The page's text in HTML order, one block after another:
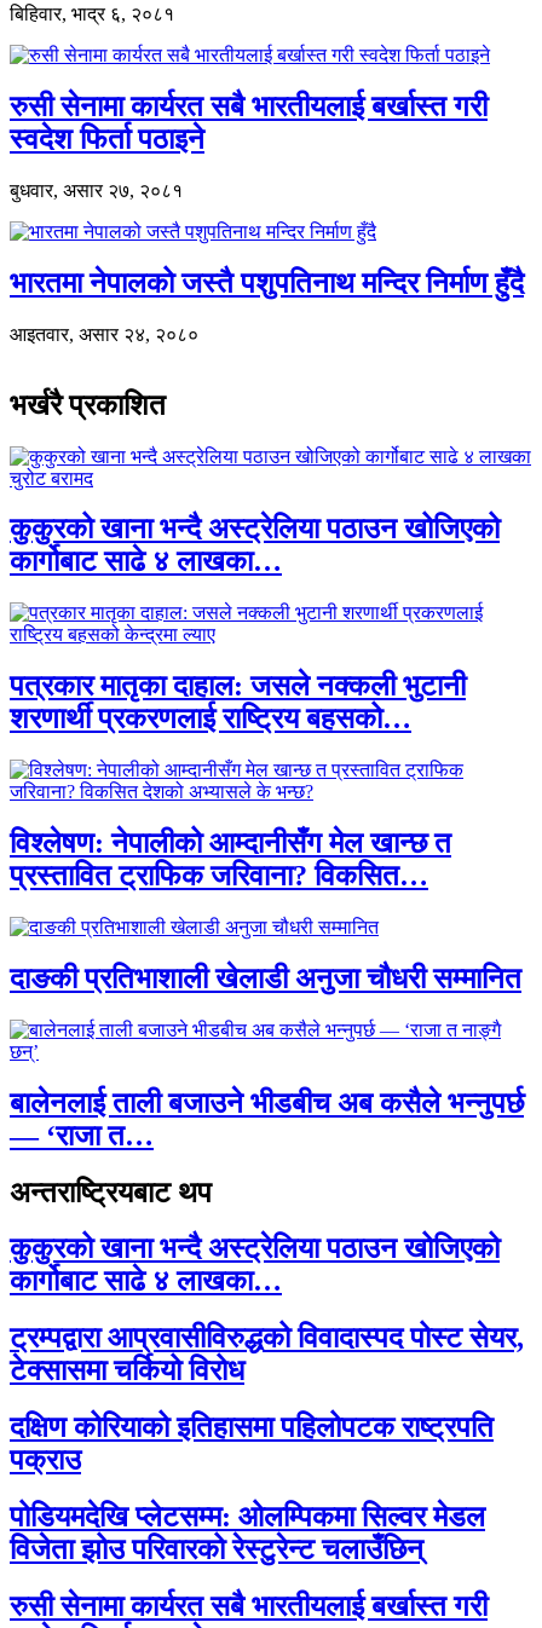
बिहिवार, भाद्र ६, २०८१
रुसी सेनामा कार्यरत सबै भारतीयलाई बर्खास्त गरी
स्वदेश फिर्ता पठाइने
बुधवार, असार २७, २०८१
भारतमा नेपालको जस्तै पशुपतिनाथ मन्दिर निर्माण हुँदै
आइतवार, असार २४, २०८०
भर्खरै प्रकाशित
कुकुरको खाना भन्दै अस्ट्रेलिया पठाउन खोजिएको
कार्गोबाट साढे ४ लाखका…
पत्रकार मातृका दाहाल: जसले नक्कली भुटानी
शरणार्थी प्रकरणलाई राष्ट्रिय बहसको…
विश्लेषण: नेपालीको आम्दानीसँग मेल खान्छ त
प्रस्तावित ट्राफिक जरिवाना? विकसित…
दाङकी प्रतिभाशाली खेलाडी अनुजा चौधरी सम्मानित
बालेनलाई ताली बजाउने भीडबीच अब कसैले भन्नुपर्छ
— ‘राजा त…
अन्तराष्ट्रियबाट थप
कुकुरको खाना भन्दै अस्ट्रेलिया पठाउन खोजिएको
कार्गोबाट साढे ४ लाखका…
ट्रम्पद्वारा आप्रवासीविरुद्धको विवादास्पद पोस्ट सेयर,
टेक्सासमा चर्कियो विरोध
दक्षिण कोरियाको इतिहासमा पहिलोपटक राष्ट्रपति
पक्राउ
पोडियमदेखि प्लेटसम्म: ओलम्पिकमा सिल्वर मेडल
विजेता झोउ परिवारको रेस्टुरेन्ट चलाउँछिन्
रुसी सेनामा कार्यरत सबै भारतीयलाई बर्खास्त गरी